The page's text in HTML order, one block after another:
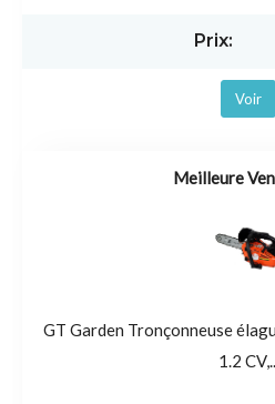
Voir
GT Garden Tronçonneuse
1.2